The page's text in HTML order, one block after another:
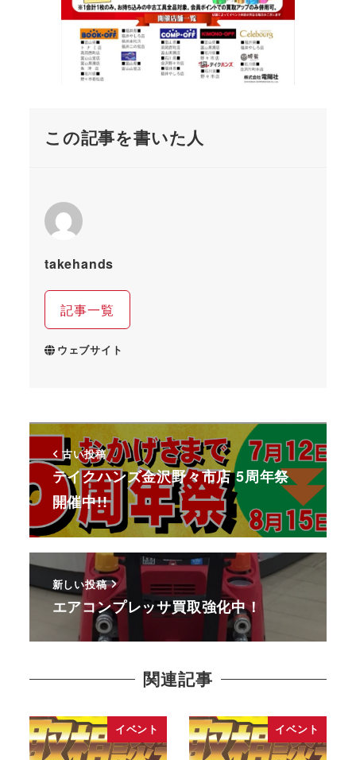
この記事を書いた人
takehands
記事一覧
ウェブサイト
古い投稿
テイクハンズ金沢野々市店 5周年祭
開催中!!
新しい投稿
エアコンプレッサ買取強化中！
関連記事
イベント イベント